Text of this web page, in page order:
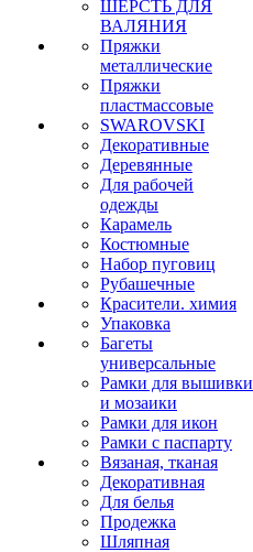
ШЕРСТЬ ДЛЯ
ВАЛЯНИЯ
Пряжки
металлические
Пряжки
пластмассовые
SWAROVSKI
Декоративные
Деревянные
Для рабочей
одежды
Карамель
Костюмные
Набор пуговиц
Рубашечные
Красители. химия
Упаковка
Багеты
универсальные
Рамки для вышивки
и мозаики
Рамки для икон
Рамки с паспарту
Вязаная, тканая
Декоративная
Для белья
Продежка
Шляпная